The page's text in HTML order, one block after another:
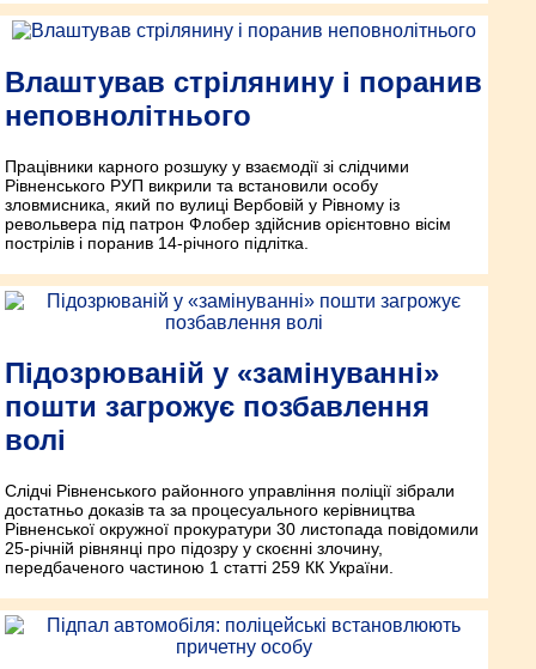
Влаштував стрілянину і поранив
неповнолітнього
Працівники карного розшуку у взаємодії зі слідчими
Рівненського РУП викрили та встановили особу
зловмисника, який по вулиці Вербовій у Рівному із
револьвера під патрон Флобер здійснив орієнтовно вісім
пострілів і поранив 14-річного підлітка.
Підозрюваній у «замінуванні»
пошти загрожує позбавлення
волі
Слідчі Рівненського районного управління поліції зібрали
достатньо доказів та за процесуального керівництва
Рівненської окружної прокуратури 30 листопада повідомили
25-річній рівнянці про підозру у скоєнні злочину,
передбаченого частиною 1 статті 259 КК України.